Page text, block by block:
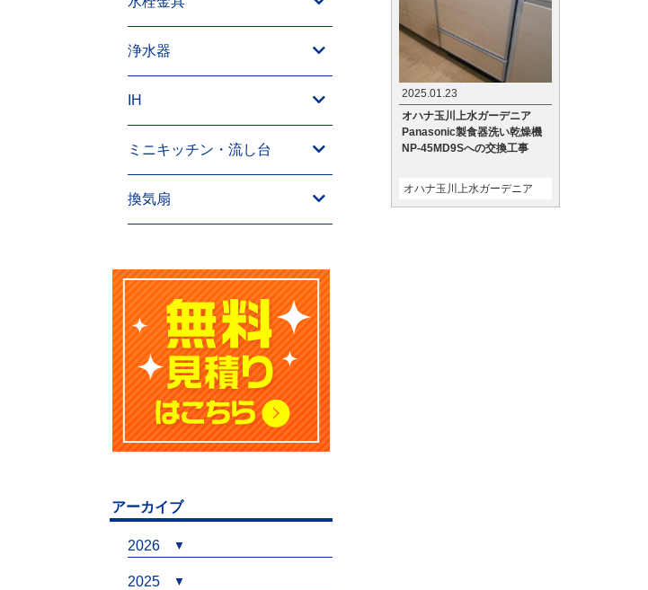
2025.01.23
オハナ玉川上水ガーデニア
Panasonic製食器洗い乾燥機
NP-45MD9Sへの交換工事
オハナ玉川上水ガーデニア
浄水器
IH
ミニキッチン・流し台
換気扇
アーカイブ
2026
2025